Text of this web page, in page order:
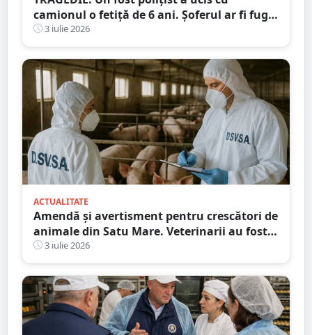
camionul o fetiță de 6 ani. Șoferul ar fi fugit
de la locul accidentului
3 iulie 2026
ACTUALITATE
Amendă și avertisment pentru crescători de
animale din Satu Mare. Veterinarii au fost
în control
3 iulie 2026